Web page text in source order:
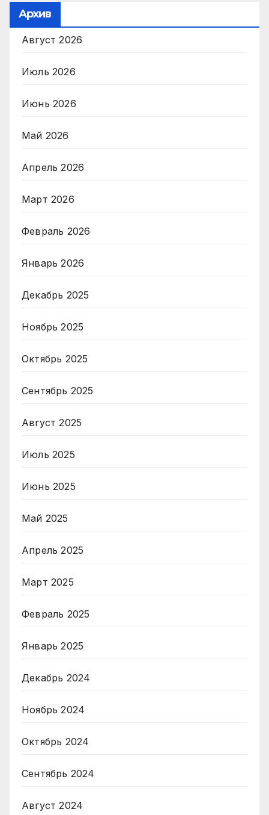
Архив
Август 2026
Июль 2026
Июнь 2026
Май 2026
Апрель 2026
Март 2026
Февраль 2026
Январь 2026
Декабрь 2025
Ноябрь 2025
Октябрь 2025
Сентябрь 2025
Август 2025
Июль 2025
Июнь 2025
Май 2025
Апрель 2025
Март 2025
Февраль 2025
Январь 2025
Декабрь 2024
Ноябрь 2024
Октябрь 2024
Сентябрь 2024
Август 2024